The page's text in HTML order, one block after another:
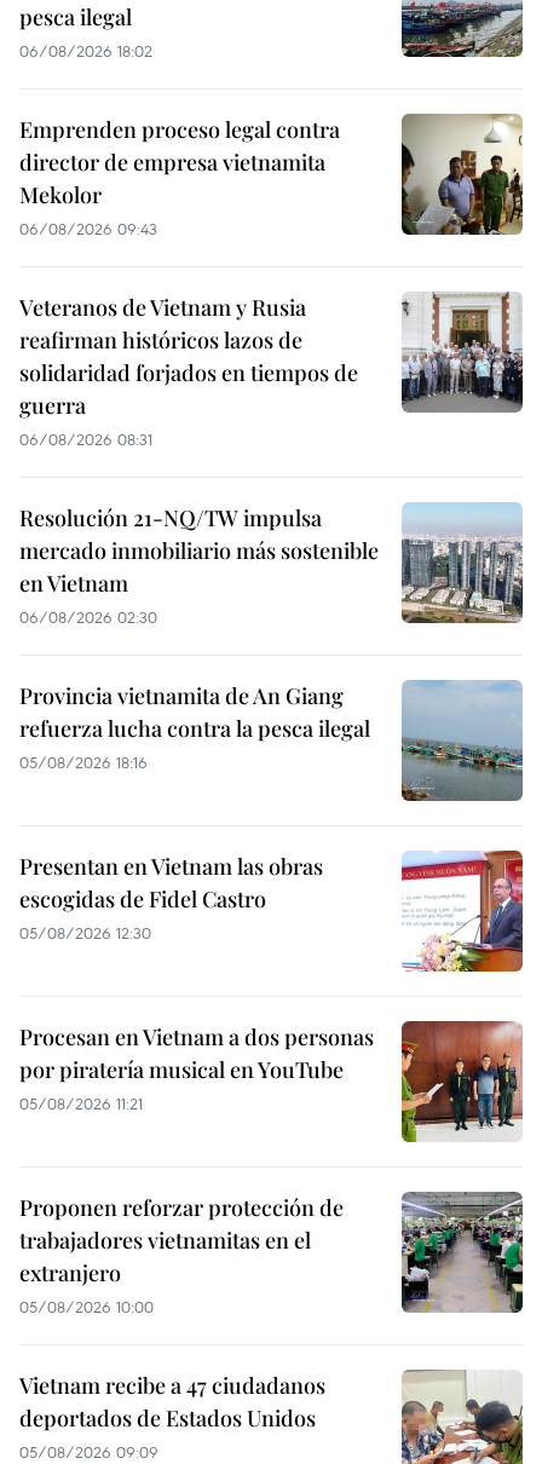
pesca ilegal
06/08/2026 18:02
Emprenden proceso legal contra
director de empresa vietnamita
Mekolor
06/08/2026 09:43
Veteranos de Vietnam y Rusia
reafirman históricos lazos de
solidaridad forjados en tiempos de
guerra
06/08/2026 08:31
Resolución 21-NQ/TW impulsa
mercado inmobiliario más sostenible
en Vietnam
06/08/2026 02:30
Provincia vietnamita de An Giang
refuerza lucha contra la pesca ilegal
05/08/2026 18:16
Presentan en Vietnam las obras
escogidas de Fidel Castro
05/08/2026 12:30
Procesan en Vietnam a dos personas
por piratería musical en YouTube
05/08/2026 11:21
Proponen reforzar protección de
trabajadores vietnamitas en el
extranjero
05/08/2026 10:00
Vietnam recibe a 47 ciudadanos
deportados de Estados Unidos
05/08/2026 09:09